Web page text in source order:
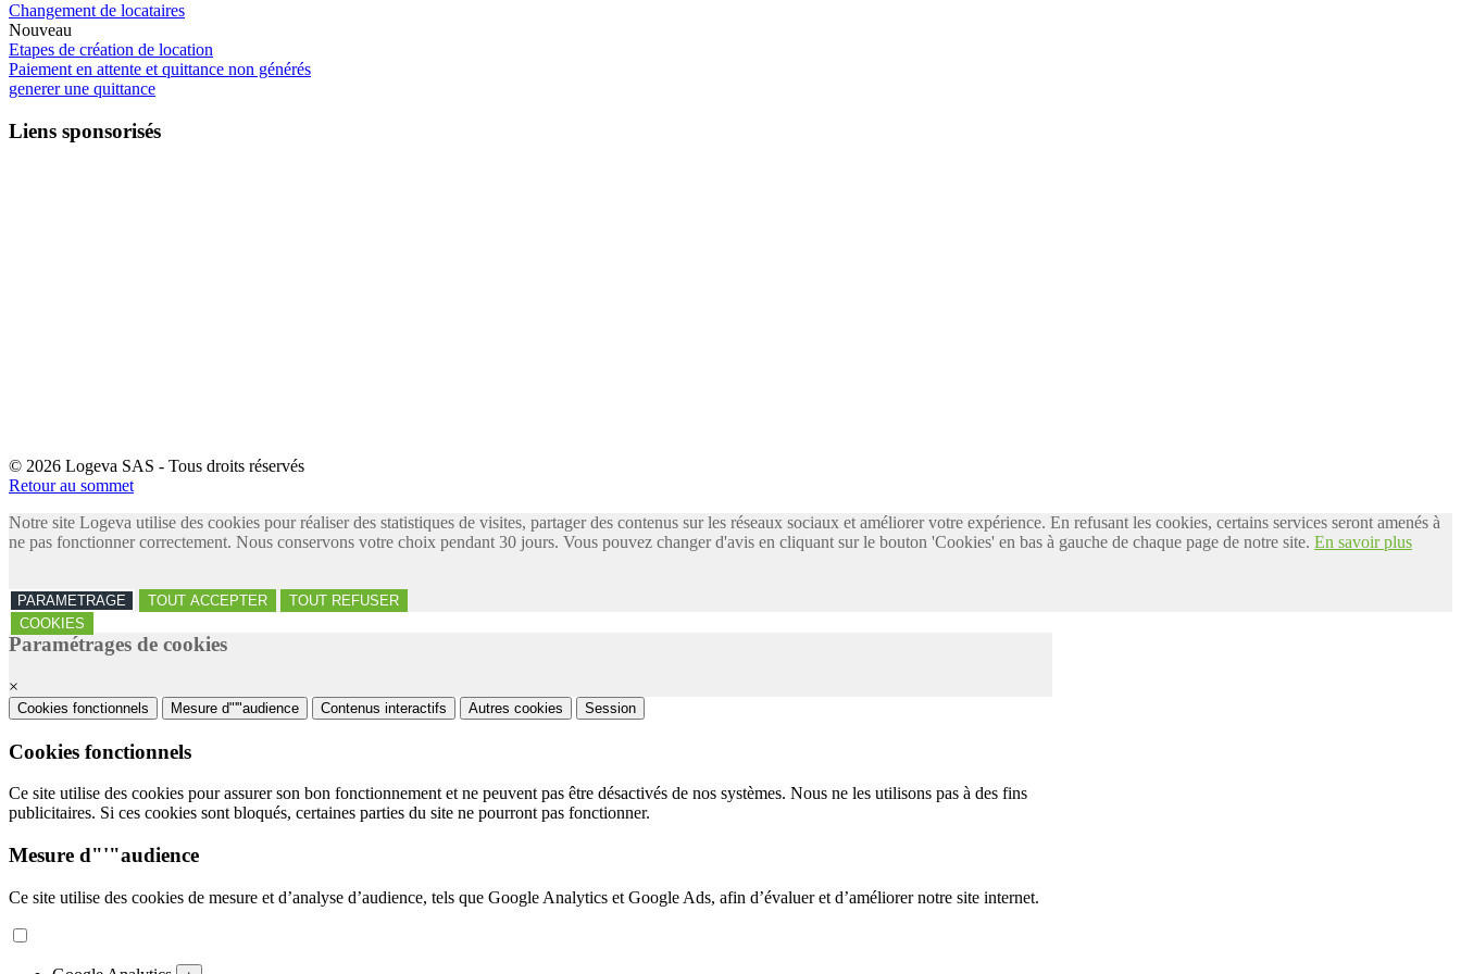
Changement de locataires
Nouveau
Etapes de création de location
Paiement en attente et quittance non générés
generer une quittance
Liens sponsorisés
© 2026 Logeva SAS - Tous droits réservés
Retour au sommet
Notre site Logeva utilise des cookies pour réaliser des statistiques de visites, partager des contenus sur les réseaux sociaux et améliorer votre expérience. En refusant les cookies, certains services seront amenés à
ne pas fonctionner correctement. Nous conservons votre choix pendant 30 jours. Vous pouvez changer d'avis en cliquant sur le bouton 'Cookies' en bas à gauche de chaque page de notre site. En savoir plus
PARAMETRAGE TOUT ACCEPTER
TOUT REFUSER
COOKIES
Paramétrages de cookies
×
Cookies fonctionnels Mesure d"'"audience Contenus interactifs Autres cookies Session
Cookies fonctionnels
Ce site utilise des cookies pour assurer son bon fonctionnement et ne peuvent pas être désactivés de nos systèmes. Nous ne les utilisons pas à des fins
publicitaires. Si ces cookies sont bloqués, certaines parties du site ne pourront pas fonctionner.
Mesure d"'"audience
Ce site utilise des cookies de mesure et d’analyse d’audience, tels que Google Analytics et Google Ads, afin d’évaluer et d’améliorer notre site internet.